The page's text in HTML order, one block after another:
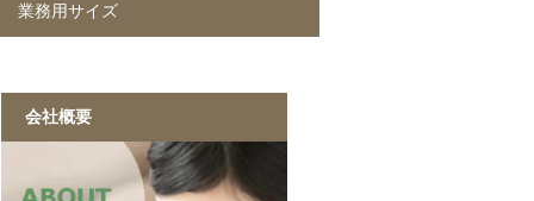
ラクリスR生きた乳酸菌入り
緑茶 40g
ラクリスR生きた乳酸菌入り
黒烏龍茶 40g
ラクリスR生きた乳酸菌入り
ジャスミン茶 40g
ラクリスR生きた乳酸菌入り
ルイボスティー 40g
業務用サイズ
黒ウーロン茶 1kg
会社概要